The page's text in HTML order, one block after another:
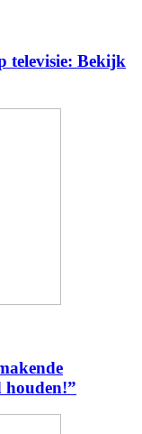
televisie: Bekijk